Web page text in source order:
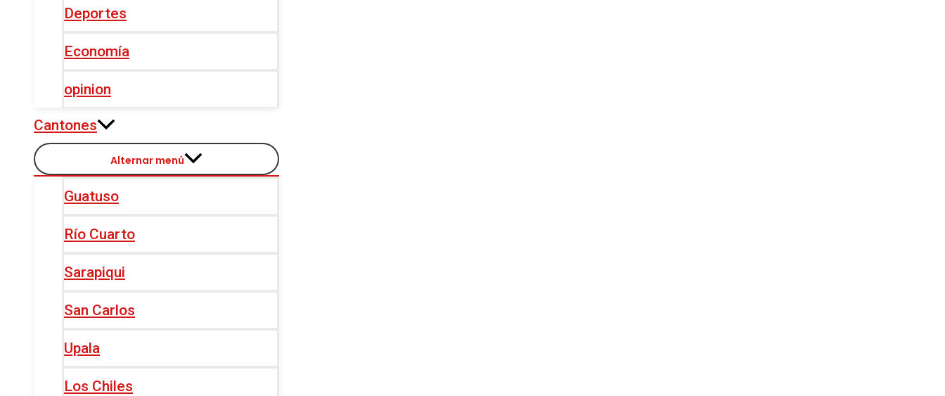
Deportes
Economía
opinion
Cantones
Alternar menú
Guatuso
Río Cuarto
Sarapiqui
San Carlos
Upala
Los Chiles